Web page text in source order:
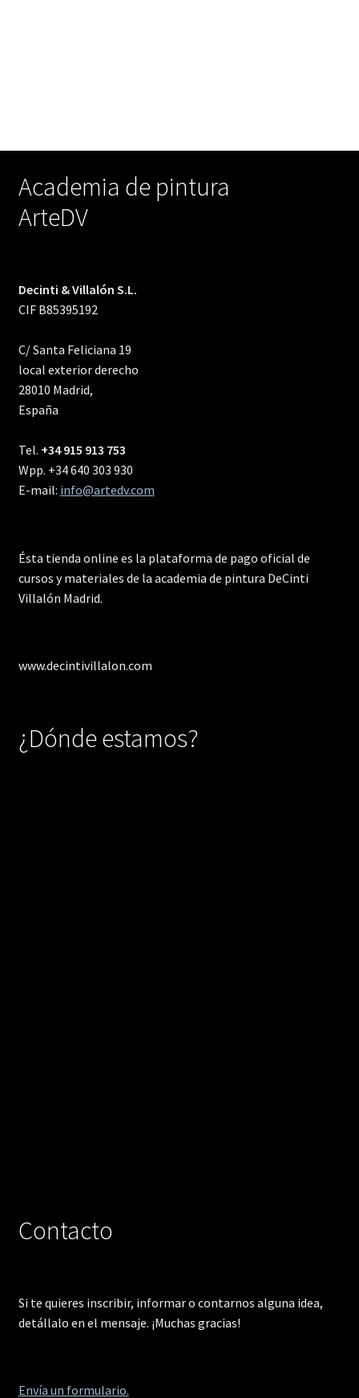
Academia de pintura
ArteDV
Decinti & Villalón S.L.
CIF B85395192
C/ Santa Feliciana 19
local exterior derecho
28010 Madrid,
España
Tel. +34 915 913 753
Wpp. +34 640 303 930
E-mail: info@artedv.com
Ésta tienda online es la plataforma de pago oficial de
cursos y materiales de la academia de pintura DeCinti
Villalón Madrid.
www.decintivillalon.com
¿Dónde estamos?
Contacto
Si te quieres inscribir, informar o contarnos alguna idea,
detállalo en el mensaje. ¡Muchas gracias!
Envía un formulario.